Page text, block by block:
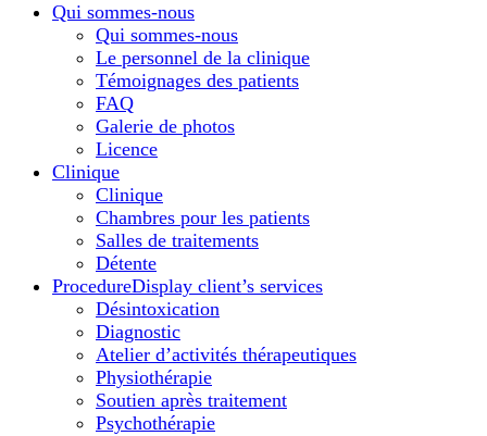
Qui sommes-nous
Qui sommes-nous
Le personnel de la clinique
Témoignages des patients
FAQ
Galerie de photos
Licence
Сlinique
Сlinique
Chambres pour les patients
Salles de traitements
Détente
ProcedureDisplay client’s services
Désintoxication
Diagnostic
Atelier d’activités thérapeutiques
Physiothérapie
Soutien après traitement
Psychothérapie